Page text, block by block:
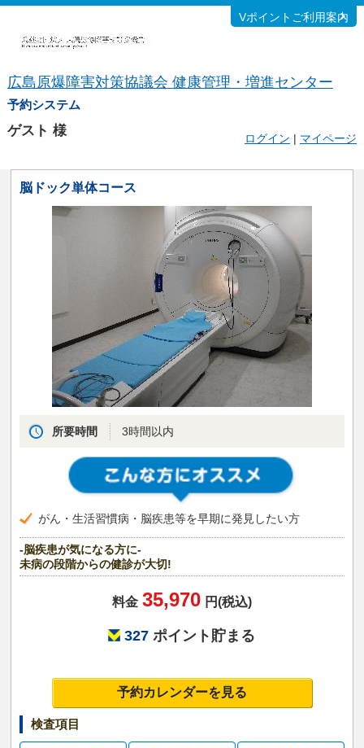
広島原爆障害対策協議会 健康管理・増進センター
予約システム
Vポイントご利用案内
ゲスト 様 ログイン | マイページ
脳ドック単体コース
所要時間 3時間以内
がん・生活習慣病・脳疾患等を早期に発見したい方
-脳疾患が気になる方に-
未病の段階からの健診が大切!
料金 35,970 円(税込)
327ポイント貯まる
予約カレンダーを見る
検査項目